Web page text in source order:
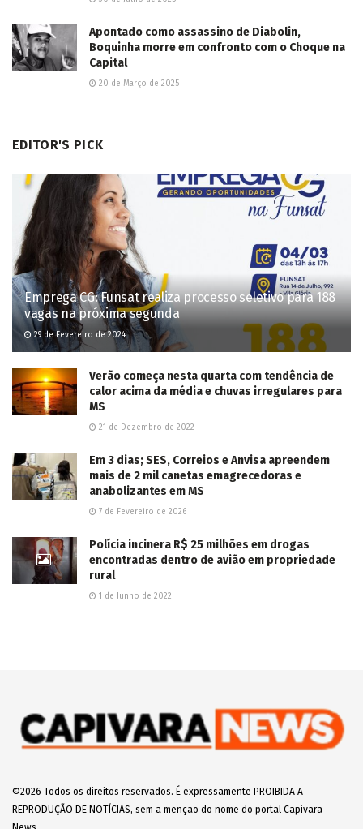
Apontado como assassino de Diabolin,
Boquinha morre em confronto com o Choque na
Capital
20 de Março de 2025
EDITOR'S PICK
Emprega CG: Funsat realiza processo seletivo para 188
vagas na próxima segunda
29 de Fevereiro de 2024
Verão começa nesta quarta com tendência de
calor acima da média e chuvas irregulares para
MS
21 de Dezembro de 2022
Em 3 dias; SES, Correios e Anvisa apreendem
mais de 2 mil canetas emagrecedoras e
anabolizantes em MS
7 de Fevereiro de 2026
Polícia incinera R$ 25 milhões em drogas
encontradas dentro de avião em propriedade
rural
1 de Junho de 2022
©2026 Todos os direitos reservados. É expressamente PROIBIDA A
REPRODUÇÃO DE NOTÍCIAS, sem a menção do nome do portal Capivara